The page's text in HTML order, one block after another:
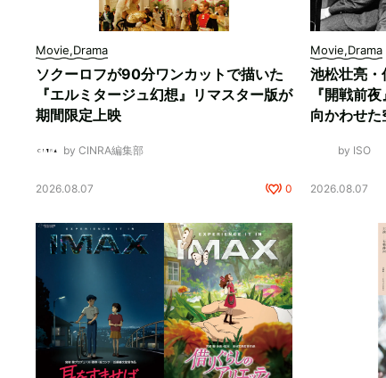
Movie,Drama
ソクーロフが90分ワンカットで描いた
『エルミタージュ幻想』リマスター版が
期間限定上映
by CINRA編集部
2026.08.07 0
Movie,Drama
池松壮亮・
『開戦前
向かわせ
by ISO
2026.08.07